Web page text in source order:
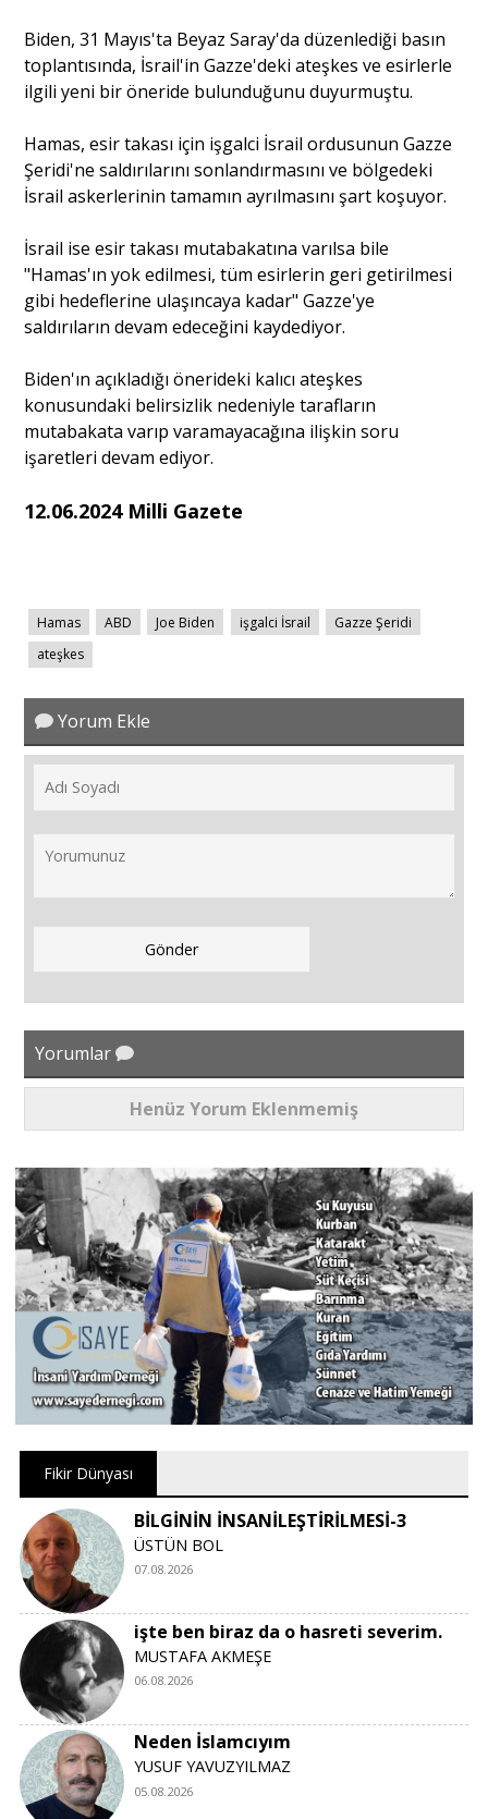
Eğitim
Dosya Haber
Sağlık
Biden, 31 Mayıs'ta Beyaz Saray'da düzenlediği basın
toplantısında, İsrail'in Gazze'deki ateşkes ve esirlerle
ilgili yeni bir öneride bulunduğunu duyurmuştu.
Hamas, esir takası için işgalci İsrail ordusunun Gazze
Şeridi'ne saldırılarını sonlandırmasını ve bölgedeki
İsrail askerlerinin tamamın ayrılmasını şart koşuyor.
İsrail ise esir takası mutabakatına varılsa bile
"Hamas'ın yok edilmesi, tüm esirlerin geri getirilmesi
gibi hedeflerine ulaşıncaya kadar" Gazze'ye
saldırıların devam edeceğini kaydediyor.
Biden'ın açıkladığı önerideki kalıcı ateşkes
konusundaki belirsizlik nedeniyle tarafların
mutabakata varıp varamayacağına ilişkin soru
işaretleri devam ediyor.
12.06.2024 Milli Gazete
Hamas ABD Joe Biden işgalci İsrail
Gazze Şeridi
ateşkes
Yorum Ekle
Yorumlar
Henüz Yorum Eklenmemiş
Fikir Dünyası
BİLGİNİN İNSANİLEŞTİRİLMESİ-3
ÜSTÜN BOL
07.08.2026
işte ben biraz da o hasreti severim.
MUSTAFA AKMEŞE
06.08.2026
Neden İslamcıyım
YUSUF YAVUZYILMAZ
05.08.2026